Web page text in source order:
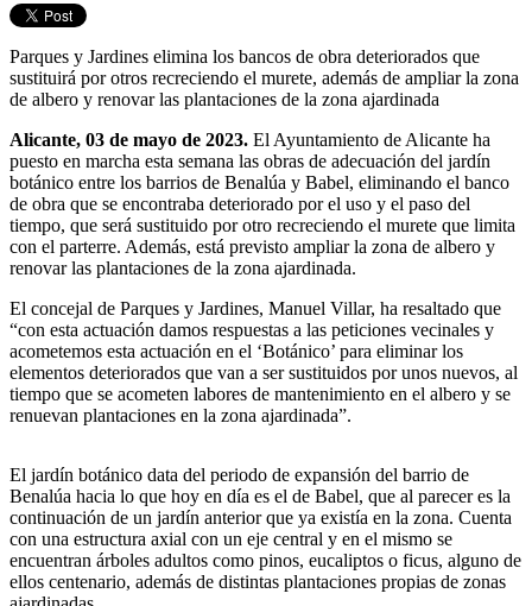
Parques y Jardines elimina los bancos de obra deteriorados que
sustituirá por otros recreciendo el murete, además de ampliar la zona
de albero y renovar las plantaciones de la zona ajardinada
Alicante, 03 de mayo de 2023. El Ayuntamiento de Alicante ha
puesto en marcha esta semana las obras de adecuación del jardín
botánico entre los barrios de Benalúa y Babel, eliminando el banco
de obra que se encontraba deteriorado por el uso y el paso del
tiempo, que será sustituido por otro recreciendo el murete que limita
con el parterre. Además, está previsto ampliar la zona de albero y
renovar las plantaciones de la zona ajardinada.
El concejal de Parques y Jardines, Manuel Villar, ha resaltado que
“con esta actuación damos respuestas a las peticiones vecinales y
acometemos esta actuación en el ‘Botánico’ para eliminar los
elementos deteriorados que van a ser sustituidos por unos nuevos, al
tiempo que se acometen labores de mantenimiento en el albero y se
renuevan plantaciones en la zona ajardinada”.
El jardín botánico data del periodo de expansión del barrio de
Benalúa hacia lo que hoy en día es el de Babel, que al parecer es la
continuación de un jardín anterior que ya existía en la zona. Cuenta
con una estructura axial con un eje central y en el mismo se
encuentran árboles adultos como pinos, eucaliptos o ficus, alguno de
ellos centenario, además de distintas plantaciones propias de zonas